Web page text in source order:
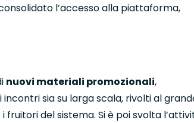
l’accesso alla piattaforma,
nuovi materiali promozionali,
incontri sia su larga scala, rivolti al
fruitori del sistema. Si è poi svolta